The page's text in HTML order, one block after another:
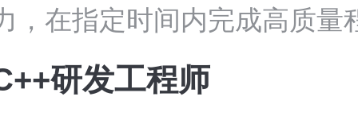
，在指定时间内完成高质量
研发工程师